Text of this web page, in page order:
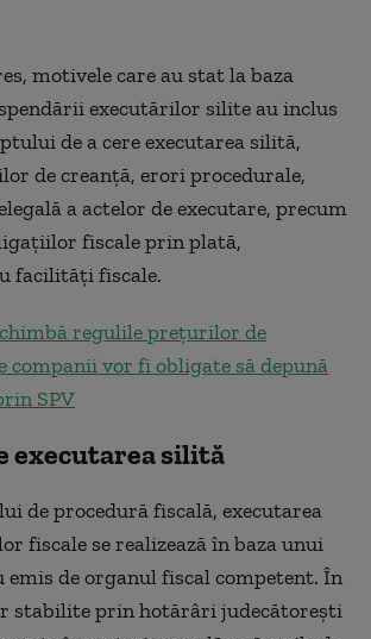
motivele care au stat la baza
executărilor silite au inclus
de a cere executarea silită,
de creanţă, erori procedurale,
a actelor de executare, precum
fiscale prin plată,
facilităţi fiscale.
regulile prețurilor de
companii vor fi obligate să depună
SPV
executarea silită
de procedură fiscală, executarea
fiscale se realizează în baza unui
de organul fiscal competent. În
stabilite prin hotărâri judecătoreşti